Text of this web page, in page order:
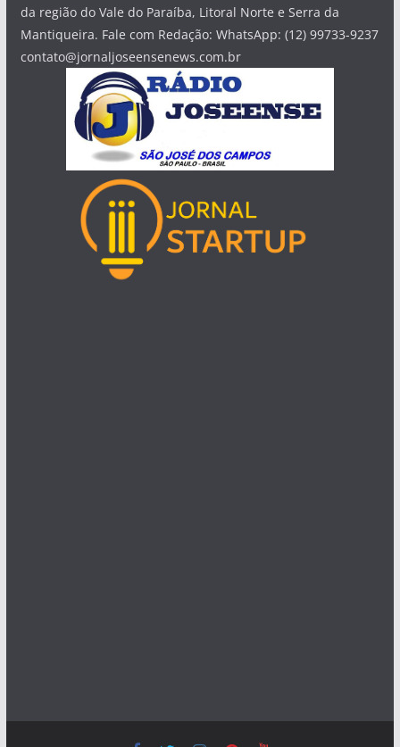
da região do Vale do Paraíba, Litoral Norte e Serra da
Mantiqueira. Fale com Redação: WhatsApp: (12) 99733-9237
contato@jornaljoseensenews.com.br